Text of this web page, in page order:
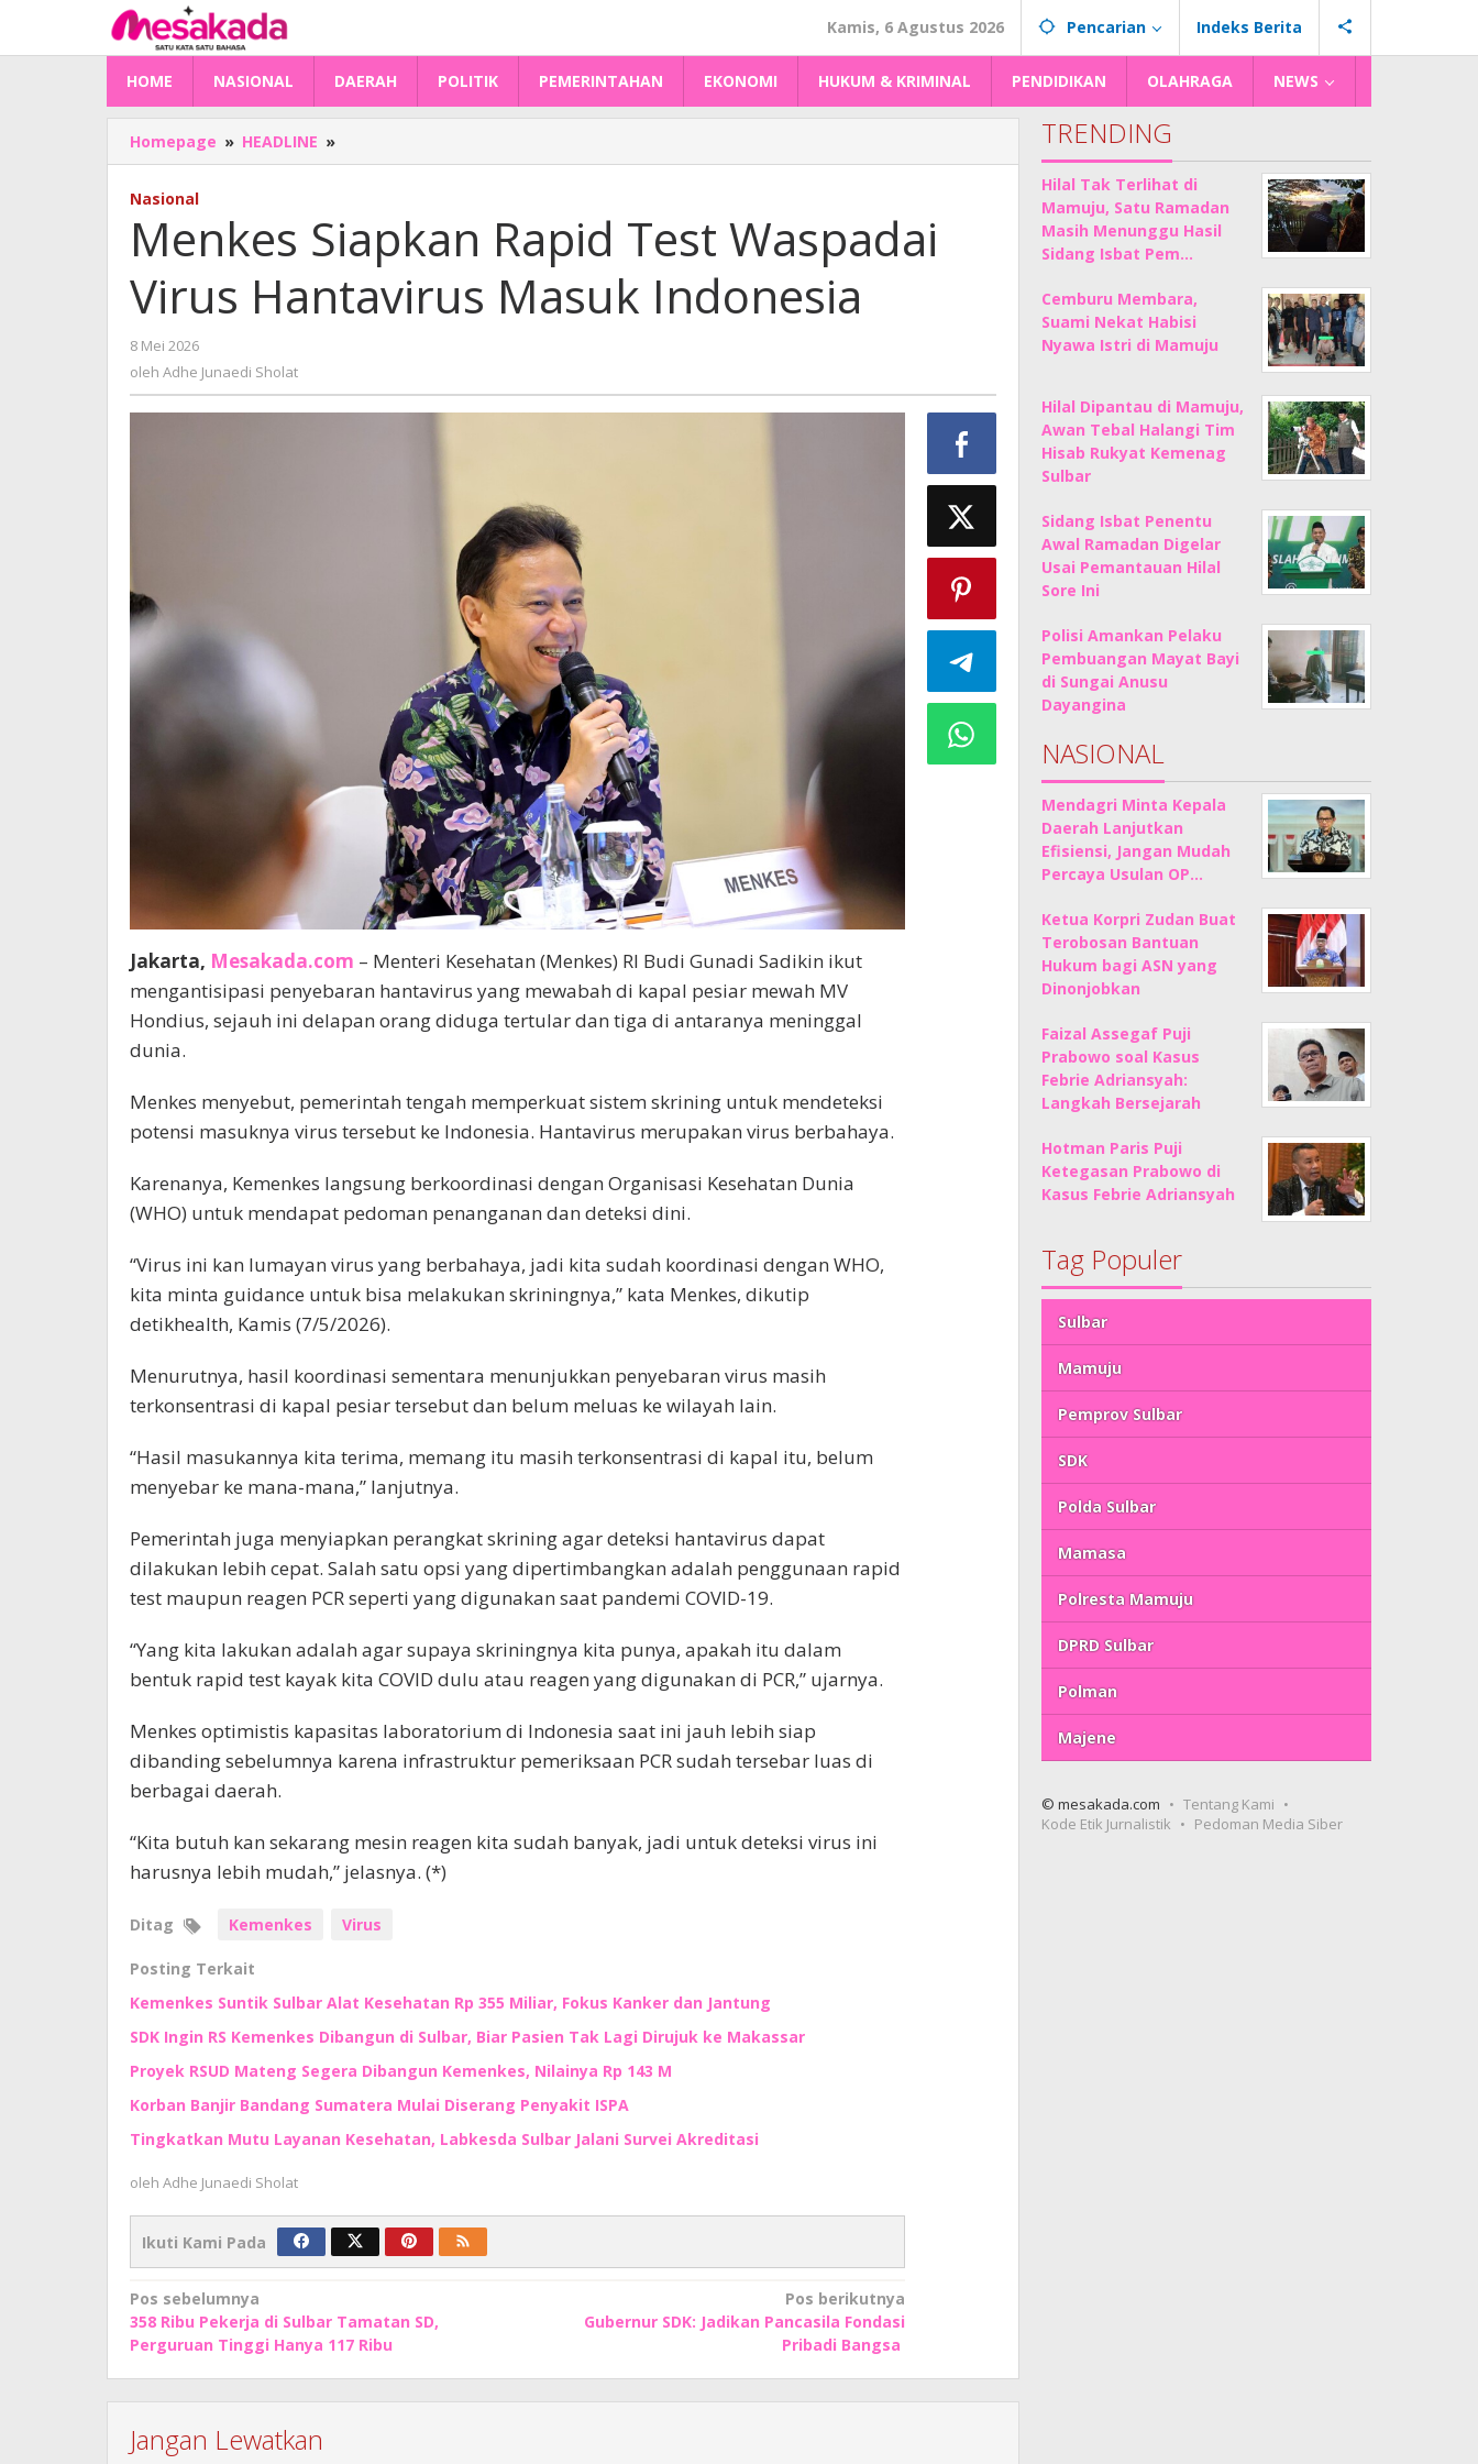
konten
Kamis, 6 Agustus 2026 Pencarian Indeks Berita
HOME NASIONAL DAERAH POLITIK PEMERINTAHAN EKONOMI HUKUM & KRIMINAL PENDIDIKAN OLAHRAGA NEWS
Homepage » HEADLINE »
Siapkan
Waspadai
Virus
Hantavirus
Masuk
Nasional
Menkes Siapkan Rapid Test Waspadai
Virus Hantavirus Masuk Indonesia
8 Mei 2026
oleh Adhe Junaedi Sholat
Jakarta, Mesakada.com – Menteri Kesehatan (Menkes) RI Budi Gunadi Sadikin ikut
mengantisipasi penyebaran hantavirus yang mewabah di kapal pesiar mewah MV
Hondius, sejauh ini delapan orang diduga tertular dan tiga di antaranya meninggal
dunia.
Menkes menyebut, pemerintah tengah memperkuat sistem skrining untuk mendeteksi
potensi masuknya virus tersebut ke Indonesia. Hantavirus merupakan virus berbahaya.
Karenanya, Kemenkes langsung berkoordinasi dengan Organisasi Kesehatan Dunia
(WHO) untuk mendapat pedoman penanganan dan deteksi dini.
“Virus ini kan lumayan virus yang berbahaya, jadi kita sudah koordinasi dengan WHO,
kita minta guidance untuk bisa melakukan skriningnya,” kata Menkes, dikutip
detikhealth, Kamis (7/5/2026).
Menurutnya, hasil koordinasi sementara menunjukkan penyebaran virus masih
terkonsentrasi di kapal pesiar tersebut dan belum meluas ke wilayah lain.
“Hasil masukannya kita terima, memang itu masih terkonsentrasi di kapal itu, belum
menyebar ke mana-mana,” lanjutnya.
Pemerintah juga menyiapkan perangkat skrining agar deteksi hantavirus dapat
dilakukan lebih cepat. Salah satu opsi yang dipertimbangkan adalah penggunaan rapid
test maupun reagen PCR seperti yang digunakan saat pandemi COVID-19.
“Yang kita lakukan adalah agar supaya skriningnya kita punya, apakah itu dalam
bentuk rapid test kayak kita COVID dulu atau reagen yang digunakan di PCR,” ujarnya.
Menkes optimistis kapasitas laboratorium di Indonesia saat ini jauh lebih siap
dibanding sebelumnya karena infrastruktur pemeriksaan PCR sudah tersebar luas di
berbagai daerah.
“Kita butuh kan sekarang mesin reagen kita sudah banyak, jadi untuk deteksi virus ini
harusnya lebih mudah,” jelasnya. (*)
Ditag Kemenkes Virus
Posting Terkait
Kemenkes Suntik Sulbar Alat Kesehatan Rp 355 Miliar, Fokus Kanker dan Jantung
SDK Ingin RS Kemenkes Dibangun di Sulbar, Biar Pasien Tak Lagi Dirujuk ke Makassar
Proyek RSUD Mateng Segera Dibangun Kemenkes, Nilainya Rp 143 M
Korban Banjir Bandang Sumatera Mulai Diserang Penyakit ISPA
Tingkatkan Mutu Layanan Kesehatan, Labkesda Sulbar Jalani Survei Akreditasi
oleh Adhe Junaedi Sholat
Ikuti Kami Pada
Navigasi
pos
Pos sebelumnya
358 Ribu Pekerja di Sulbar Tamatan SD,
Perguruan Tinggi Hanya 117 Ribu
Pos berikutnya
Gubernur SDK: Jadikan Pancasila Fondasi
Pribadi Bangsa
Jangan Lewatkan
TRENDING
Hilal Tak Terlihat di
Mamuju, Satu Ramadan
Masih Menunggu Hasil
Sidang Isbat Pem…
Cemburu Membara,
Suami Nekat Habisi
Nyawa Istri di Mamuju
Hilal Dipantau di Mamuju,
Awan Tebal Halangi Tim
Hisab Rukyat Kemenag
Sulbar
Sidang Isbat Penentu
Awal Ramadan Digelar
Usai Pemantauan Hilal
Sore Ini
Polisi Amankan Pelaku
Pembuangan Mayat Bayi
di Sungai Anusu
Dayangina
NASIONAL
Mendagri Minta Kepala
Daerah Lanjutkan
Efisiensi, Jangan Mudah
Percaya Usulan OP…
Ketua Korpri Zudan Buat
Terobosan Bantuan
Hukum bagi ASN yang
Dinonjobkan
Faizal Assegaf Puji
Prabowo soal Kasus
Febrie Adriansyah:
Langkah Bersejarah
Hotman Paris Puji
Ketegasan Prabowo di
Kasus Febrie Adriansyah
Tag Populer
Sulbar
Mamuju
Pemprov Sulbar
SDK
Polda Sulbar
Mamasa
Polresta Mamuju
DPRD Sulbar
Polman
Majene
© mesakada.com
Tentang Kami
Kode Etik Jurnalistik
Pedoman Media Siber